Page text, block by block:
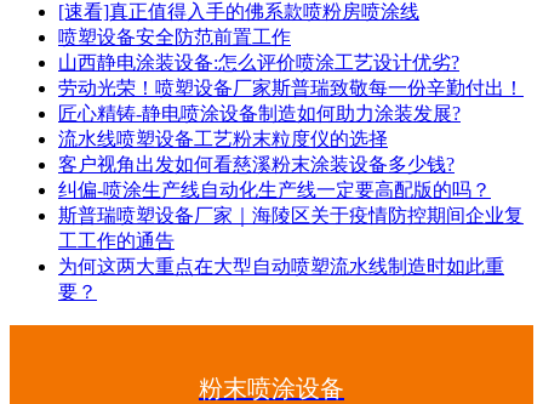
[速看]真正值得入手的佛系款喷粉房喷涂线
喷塑设备安全防范前置工作
山西静电涂装设备:怎么评价喷涂工艺设计优劣?
劳动光荣！喷塑设备厂家斯普瑞致敬每一份辛勤付出！
匠心精铸-静电喷涂设备制造如何助力涂装发展?
流水线喷塑设备工艺粉末粒度仪的选择
客户视角出发如何看慈溪粉末涂装设备多少钱?
纠偏-喷涂生产线自动化生产线一定要高配版的吗？
斯普瑞喷塑设备厂家｜海陵区关于疫情防控期间企业复
工工作的通告
为何这两大重点在大型自动喷塑流水线制造时如此重
要？
粉末喷涂设备